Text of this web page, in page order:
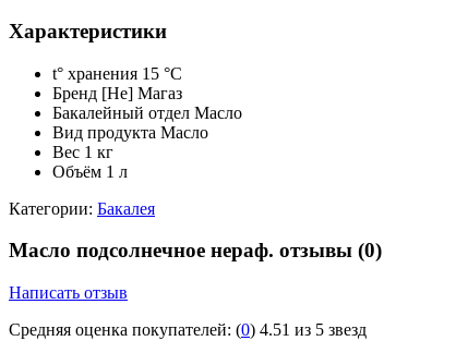
Характеристики
t° хранения 15 °C
Бренд [Не] Магаз
Бакалейный отдел Масло
Вид продукта Масло
Вес 1 кг
Объём 1 л
Категории: Бакалея
Масло подсолнечное нераф. отзывы (0)
Написать отзыв
Средняя оценка покупателей: (0) 4.51 из 5 звезд